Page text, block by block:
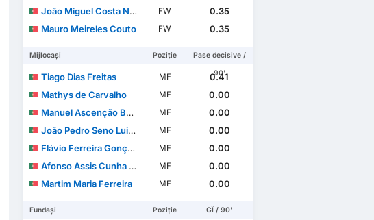
João Miguel Costa Nogueira
FW
0.35
Mauro Meireles Couto
FW 0.35
Mijlocași Poziție
Pase decisive /
90'
Tiago Dias Freitas MF
0.41
Mathys de Carvalho
MF
0.00
Manuel Ascenção Bebiano Mendonça
MF
0.00
João Pedro Seno Luis Rêgo
MF
0.00
Flávio Ferreira Gonçalves
MF
0.00
Afonso Assis Cunha Almeida
MF
0.00
Martim Maria Ferreira
MF 0.00
Fundași Poziție GÎ / 90'